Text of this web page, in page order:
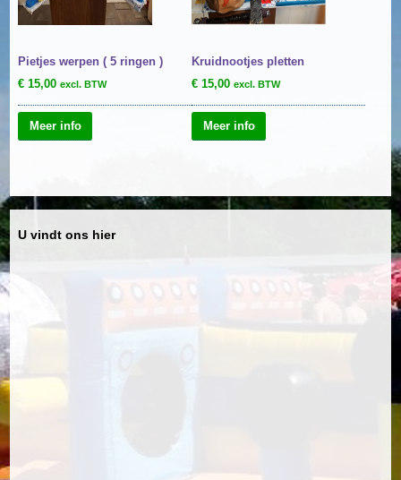
Pietjes werpen ( 5 ringen )
€15,00 excl. BTW
Meer info
Kruidnootjes pletten
€15,00 excl. BTW
Meer info
U vindt ons hier